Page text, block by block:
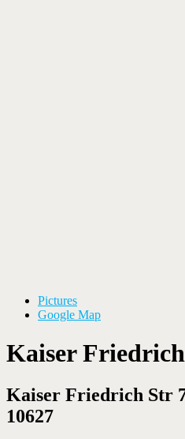
Pictures
Google Map
Kaiser
Kaiser Friedrich Str
10627